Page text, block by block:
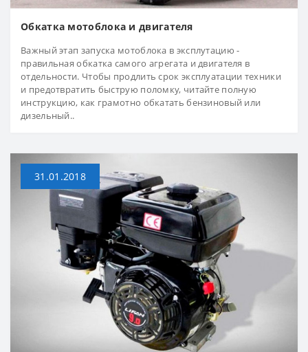
Обкатка мотоблока и двигателя
Важный этап запуска мотоблока в эксплутацию -
правильная обкатка самого агрегата и двигателя в
отдельности. Чтобы продлить срок эксплуатации техники
и предотвратить быструю поломку, читайте полную
инструкцию, как грамотно обкатать бензиновый или
дизельный..
31.01.2018